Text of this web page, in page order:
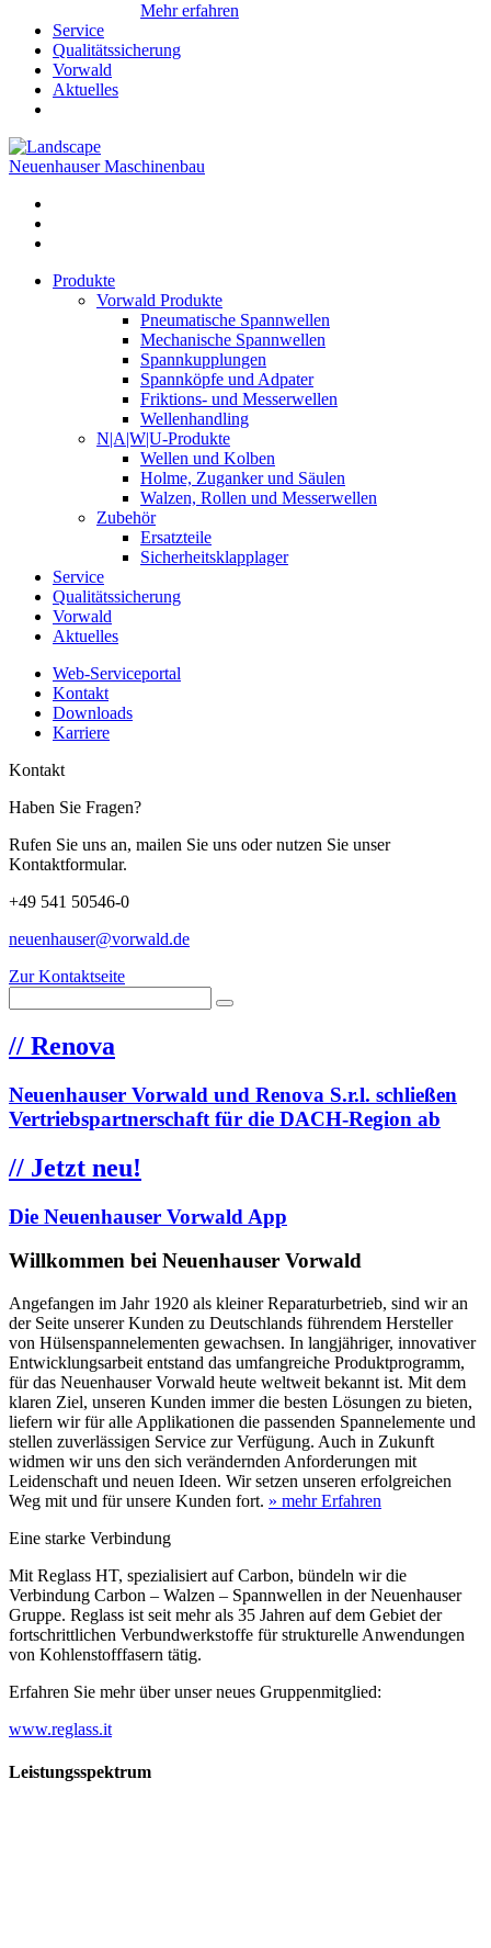
Mehr erfahren
Service
Qualitätssicherung
Vorwald
Aktuelles
Neuenhauser Maschinenbau
Produkte
Vorwald Produkte
Pneumatische Spannwellen
Mechanische Spannwellen
Spannkupplungen
Spannköpfe und Adpater
Friktions- und Messerwellen
Wellenhandling
N|A|W|U-Produkte
Wellen und Kolben
Holme, Zuganker und Säulen
Walzen, Rollen und Messerwellen
Zubehör
Ersatzteile
Sicherheitsklapplager
Service
Qualitätssicherung
Vorwald
Aktuelles
Web-Serviceportal
Kontakt
Downloads
Karriere
Kontakt
Haben Sie Fragen?
Rufen Sie uns an, mailen Sie uns oder nutzen Sie unser
Kontaktformular.
+49 541 50546-0
neuenhauser@vorwald.de
Zur Kontaktseite
// Renova
Neuenhauser Vorwald und Renova S.r.l. schließen
Vertriebspartnerschaft für die DACH-Region ab
// Jetzt neu!
Die Neuenhauser Vorwald App
Willkommen bei Neuenhauser Vorwald
Angefangen im Jahr 1920 als kleiner Reparaturbetrieb, sind wir an
der Seite unserer Kunden zu Deutschlands führendem Hersteller
von Hülsenspannelementen gewachsen. In langjähriger, innovativer
Entwicklungsarbeit entstand das umfangreiche Produktprogramm,
für das Neuenhauser Vorwald heute weltweit bekannt ist. Mit dem
klaren Ziel, unseren Kunden immer die besten Lösungen zu bieten,
liefern wir für alle Applikationen die passenden Spannelemente und
stellen zuverlässigen Service zur Verfügung. Auch in Zukunft
widmen wir uns den sich verändernden Anforderungen mit
Leidenschaft und neuen Ideen. Wir setzen unseren erfolgreichen
Weg mit und für unsere Kunden fort. » mehr Erfahren
Eine starke Verbindung
Mit Reglass HT, spezialisiert auf Carbon, bündeln wir die
Verbindung Carbon – Walzen – Spannwellen in der Neuenhauser
Gruppe. Reglass ist seit mehr als 35 Jahren auf dem Gebiet der
fortschrittlichen Verbundwerkstoffe für strukturelle Anwendungen
von Kohlenstofffasern tätig.
Erfahren Sie mehr über unser neues Gruppenmitglied:
www.reglass.it
Leistungsspektrum